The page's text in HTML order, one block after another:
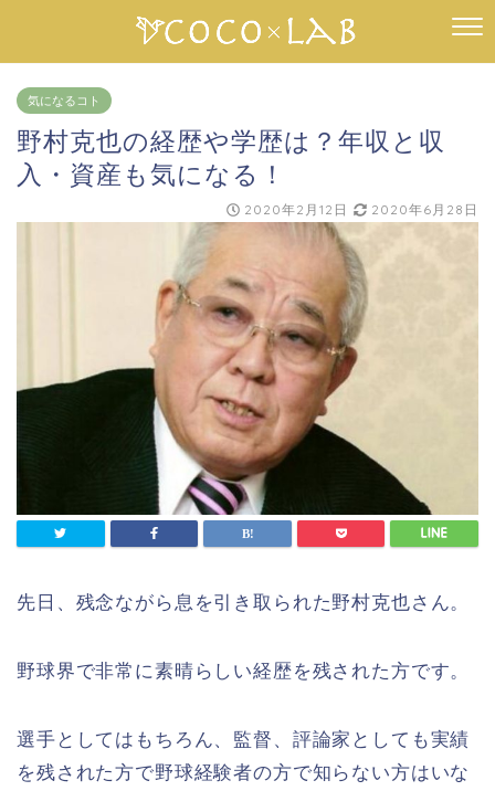
気になるコト
野村克也の経歴や学歴は？年収と収
入・資産も気になる！
2020年2月12日 2020年6月28日
先日、残念ながら息を引き取られた野村克也さん。
野球界で非常に素晴らしい経歴を残された方です。
選手としてはもちろん、監督、評論家としても実績
を残された方で野球経験者の方で知らない方はいな